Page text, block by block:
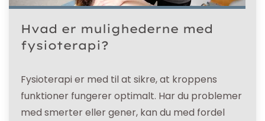
Hvad er mulighederne med
fysioterapi?
Fysioterapi er med til at sikre, at kroppens
funktioner fungerer optimalt. Har du problemer
med smerter eller gener, kan du med fordel